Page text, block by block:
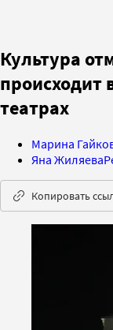
Культура
происходит
театрах
Марина
Яна Жиляева
Копировать